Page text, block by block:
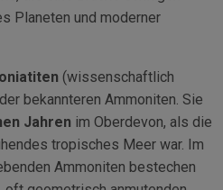
Planeten und moderner
(wissenschaftlich
bekannteren Ammoniten. Sie
Jahren im Oberdevon, als die
tropisches Meer war. Im
Ammoniten bestechen